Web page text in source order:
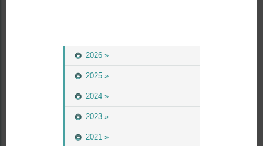
2026 »
2025 »
2024 »
2023 »
2021 »